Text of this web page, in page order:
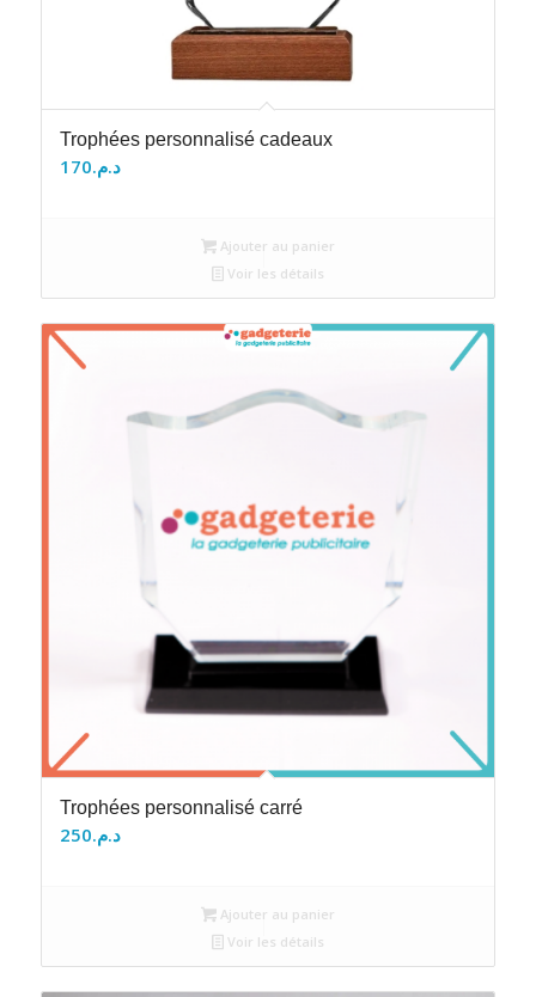
Trophées personnalisé cadeaux
د.م.170
Ajouter au panier
Voir les détails
Trophées personnalisé carré
د.م.250
Ajouter au panier
Voir les détails